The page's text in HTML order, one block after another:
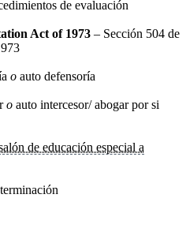
de evaluación
Act of 1973 – Sección 504 de
o auto defensoría
o auto intercesor/ abogar por si
de educación especial a